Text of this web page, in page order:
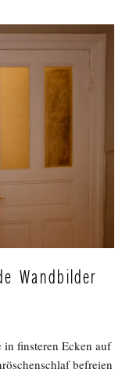
Wandbilder
finsteren Ecken auf
befreien